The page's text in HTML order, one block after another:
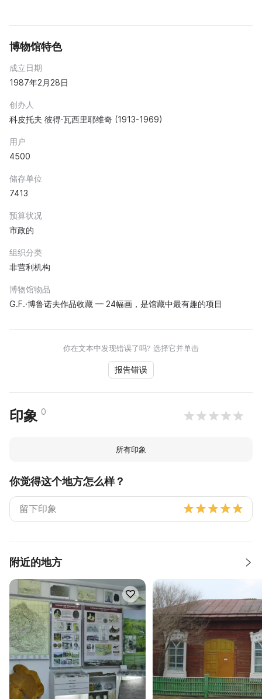
博物馆特色
成立日期
1987年2月28日
创办人
科皮托夫 彼得·瓦西里耶维奇 (1913-1969)
用户
4500
储存单位
7413
预算状况
市政的
组织分类
非营利机构
博物馆物品
G.F.·博鲁诺夫作品收藏 — 24幅画，是馆藏中最有趣的项目
你在文本中发现错误了吗? 选择它并单击
报告错误
印象 0
所有印象
你觉得这个地方怎么样？
附近的地方